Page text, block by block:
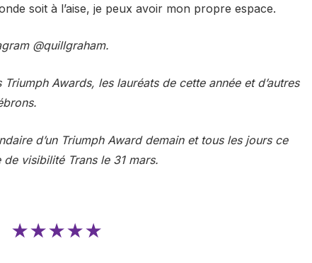
soit à l’aise, je peux avoir mon propre espace.
@quillgraham.
Awards, les lauréats de cette année et d’autres
d’un Triumph Award demain et tous les jours ce
visibilité Trans le 31 mars.
★★★★★